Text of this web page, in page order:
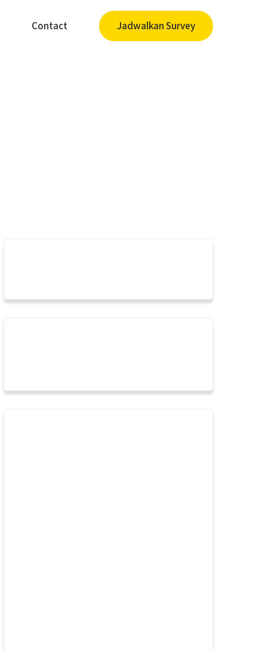
Contact Jadwalkan Survey